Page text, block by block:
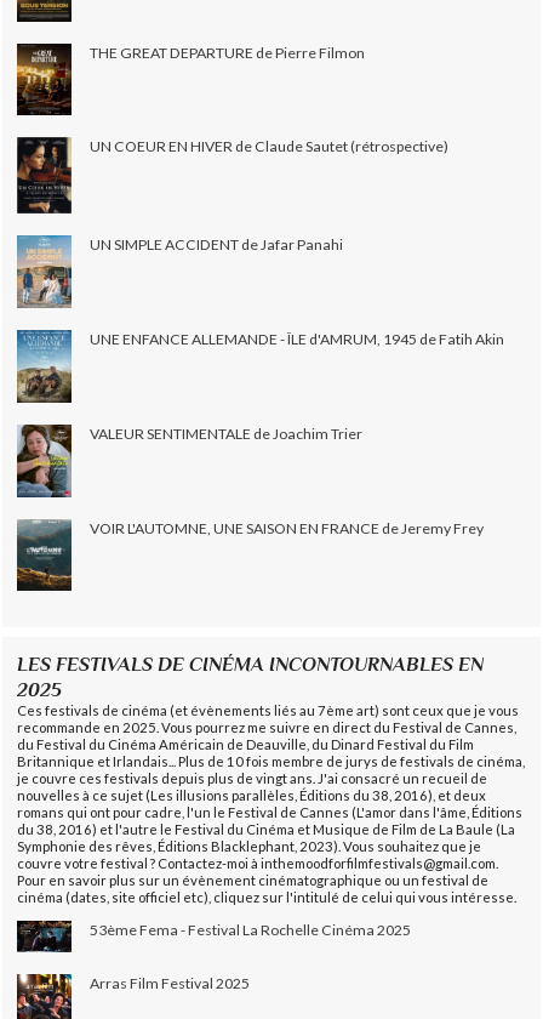
THE GREAT DEPARTURE de Pierre Filmon
UN COEUR EN HIVER de Claude Sautet (rétrospective)
UN SIMPLE ACCIDENT de Jafar Panahi
UNE ENFANCE ALLEMANDE - ÎLE d'AMRUM, 1945 de Fatih Akin
VALEUR SENTIMENTALE de Joachim Trier
VOIR L'AUTOMNE, UNE SAISON EN FRANCE de Jeremy Frey
LES FESTIVALS DE CINÉMA INCONTOURNABLES EN
2025
Ces festivals de cinéma (et évènements liés au 7ème art) sont ceux que je vous
recommande en 2025. Vous pourrez me suivre en direct du Festival de Cannes,
du Festival du Cinéma Américain de Deauville, du Dinard Festival du Film
Britannique et Irlandais... Plus de 10 fois membre de jurys de festivals de cinéma,
je couvre ces festivals depuis plus de vingt ans. J'ai consacré un recueil de
nouvelles à ce sujet (Les illusions parallèles, Éditions du 38, 2016), et deux
romans qui ont pour cadre, l'un le Festival de Cannes (L'amor dans l'âme, Éditions
du 38, 2016) et l'autre le Festival du Cinéma et Musique de Film de La Baule (La
Symphonie des rêves, Éditions Blacklephant, 2023). Vous souhaitez que je
couvre votre festival ? Contactez-moi à inthemoodforfilmfestivals@gmail.com.
Pour en savoir plus sur un évènement cinématographique ou un festival de
cinéma (dates, site officiel etc), cliquez sur l'intitulé de celui qui vous intéresse.
53ème Fema - Festival La Rochelle Cinéma 2025
Arras Film Festival 2025